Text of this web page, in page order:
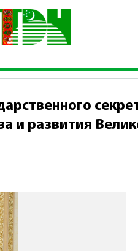
Государственного
и развития